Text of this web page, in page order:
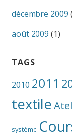
décembre 2009
août 2009 (1)
TAGS
2010 2011
textile
système